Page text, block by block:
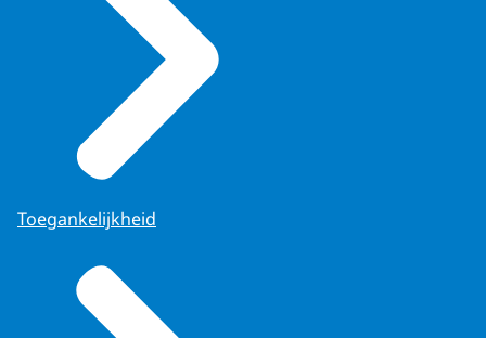
Toegankelijkheid